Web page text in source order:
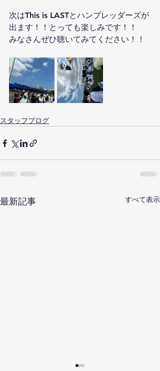
次はThis is LASTとハンブレッダーズが
出ます！！とっても楽しみです！！
みなさんぜひ聴いてみてください！！
スタッフブログ
最新記事 すべて表示